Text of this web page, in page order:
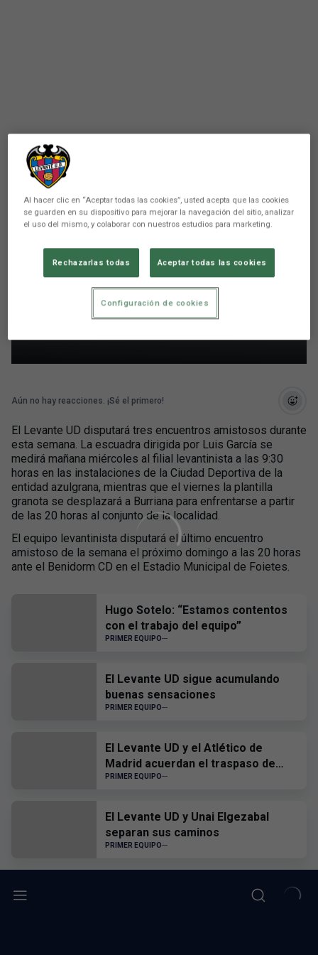
PRIMER EQUIPO
Próximos encuentros
amistosos del Levante UD
Aún no hay reacciones. ¡Sé el primero!
El Levante UD disputará tres encuentros amistosos durante
esta semana. La escuadra dirigida por Luis García se
medirá mañana miércoles al filial levantinista a las 9:30
horas en las instalaciones de la Ciudad Deportiva de la
entidad azulgrana, mientras que el viernes la plantilla
granota se desplazará a Burriana para enfrentarse a partir
de las 20 horas al conjunto de la localidad.
El equipo levantinista disputará el último encuentro
amistoso de la semana el próximo domingo a las 20 horas
ante el Benidorm CD en el Estadio Municipal de Foietes.
Hugo Sotelo: “Estamos contentos
con el trabajo del equipo”
PRIMER EQUIPO
El Levante UD sigue acumulando
buenas sensaciones
PRIMER EQUIPO
El Levante UD y el Atlético de
Madrid acuerdan el traspaso de
Edgar Alcañiz
PRIMER EQUIPO
El Levante UD y Unai Elgezabal
separan sus caminos
PRIMER EQUIPO
Al hacer clic en “Aceptar todas las cookies”, usted acepta que las cookies
se guarden en su dispositivo para mejorar la navegación del sitio, analizar
el uso del mismo, y colaborar con nuestros estudios para marketing.
Rechazarlas todas Aceptar todas las cookies
Configuración de cookies